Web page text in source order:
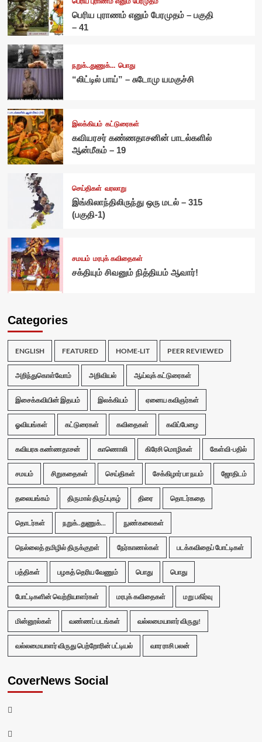
பெரிய புராணம் எனும் பேரமுதம் – பகுதி
– 41
நறுக்..துணுக்... பொது
“லிட்டில் பாய்” – சுடோமு யமகுச்சி
இலக்கியம் கட்டுரைகள்
கவியரசர் கண்ணதாசனின் பாடல்களில்
ஆன்மீகம் – 19
செய்திகள் வரலாறு
இங்கிலாந்திலிருந்து ஒரு மடல் – 315
(பகுதி-1)
சமயம் மரபுக் கவிதைகள்
சக்தியும் சிவனும் நித்தியம் ஆவார்!
Categories
ENGLISH FEATURED HOME-LIT PEER REVIEWED
அறிந்துகொள்வோம் அறிவியல் ஆய்வுக் கட்டுரைகள்
இசைக்கவியின் இதயம் இலக்கியம் ஏனைய கவிஞர்கள்
ஓவியங்கள் கட்டுரைகள் கவிதைகள் கவிப்பேழை
கவியரசு கண்ணதாசன் காணொலி கிரேசி மொழிகள் கேள்வி-பதில்
சமயம் சிறுகதைகள் செய்திகள் சேக்கிழார் பா நயம் ஜோதிடம்
தலையங்கம் திருமால் திருப்புகழ் திரை தொடர்கதை
தொடர்கள் நறுக்..துணுக்... நுண்கலைகள்
நெல்லைத் தமிழில் திருக்குறள் நேர்காணல்கள் படக்கவிதைப் போட்டிகள்
பத்திகள் பழகத் தெரிய வேணும் பொது பொது
போட்டிகளின் வெற்றியாளர்கள் மரபுக் கவிதைகள் மறு பகிர்வு
மின்னூல்கள் வண்ணப் படங்கள் வல்லமையாளர் விருது!
வல்லமையாளர் விருது பெற்றோரின் பட்டியல் வார ராசி பலன்
CoverNews Social
Facebook
Twitter